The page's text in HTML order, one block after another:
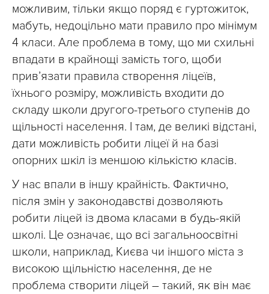
можливим, тільки якщо поряд є гуртожиток,
мабуть, недоцільно мати правило про мінімум
4 класи. Але проблема в тому, що ми схильні
впадати в крайнощі замість того, щоби
прив’язати правила створення ліцеїв,
їхнього розміру, можливість входити до
складу школи другого-третього ступенів до
щільності населення. І там, де великі відстані,
дати можливість робити ліцеї й на базі
опорних шкіл із меншою кількістю класів.
У нас впали в іншу крайність. Фактично,
після змін у законодавстві дозволяють
робити ліцей із двома класами в будь-якій
школі. Це означає, що всі загальноосвітні
школи, наприклад, Києва чи іншого міста з
високою щільністю населення, де не
проблема створити ліцей – такий, як він має